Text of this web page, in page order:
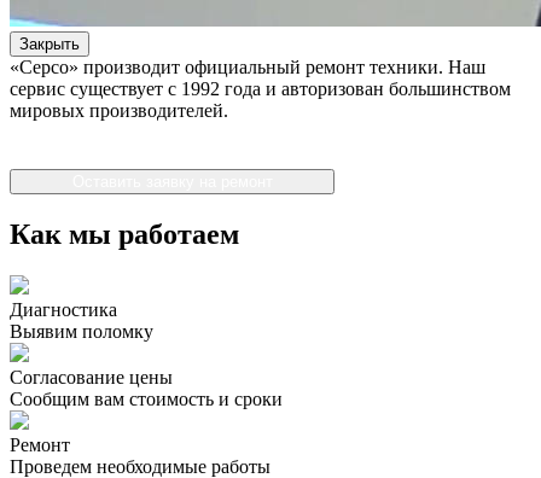
Закрыть
«Серсо» производит официальный ремонт техники. Наш
сервис существует с 1992 года и авторизован большинством
мировых производителей.
Как мы работаем
Диагностика
Выявим поломку
Согласование цены
Сообщим вам стоимость и сроки
Ремонт
Проведем необходимые работы